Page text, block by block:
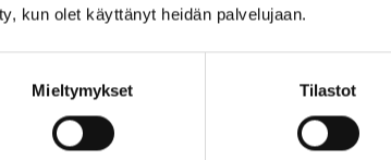
kun olet käyttänyt heidän palvelujaan.
Mieltymykset Tilastot
tutkintojen opiskelu ja suorittaminen
täsmennettäväksi tekstikohtaa siten,
uudistamisen kanssa. Määrittelystä tulee
näillä tutkinnoilla.